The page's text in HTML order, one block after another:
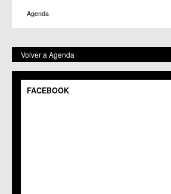
Agenda
Volver a Agenda
FACEBOOK